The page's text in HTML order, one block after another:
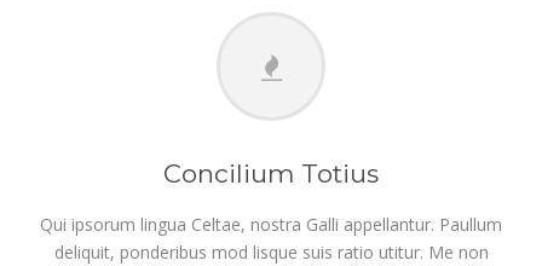
Concilium Totius
Qui ipsorum lingua Celtae, nostra Galli appellantur. Paullum
deliquit, ponderibus mod lisque suis ratio utitur. Me non